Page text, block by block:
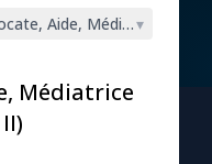
Aide, Médiatrice
▾
Médiatrice